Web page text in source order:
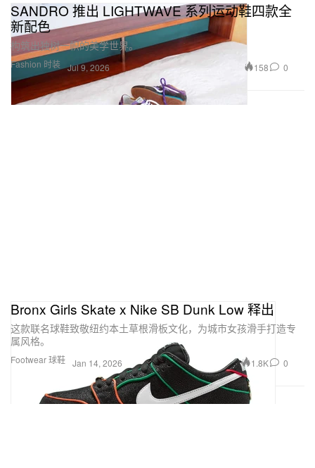
Fashion 时装
SANDRO 推出 LIGHTWAVE 系列运动鞋四款全
新配色
构筑出独树一帜的美学世界。
Jul 9, 2026 158 0
Footwear 球鞋
Bronx Girls Skate x Nike SB Dunk Low 释出
这款联名球鞋致敬纽约本土草根滑板文化，为城市女孩滑手打造专
属风格。
Jan 14, 2026 1.8K 0